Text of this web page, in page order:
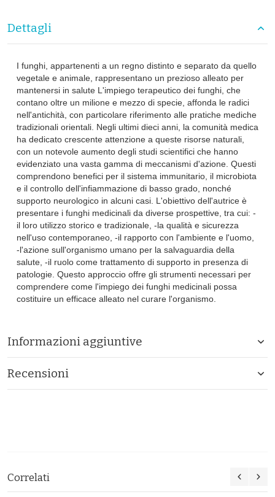
Correlati
Dettagli
I funghi, appartenenti a un regno distinto e separato da quello
vegetale e animale, rappresentano un prezioso alleato per
mantenersi in salute L'impiego terapeutico dei funghi, che
contano oltre un milione e mezzo di specie, affonda le radici
nell'antichità, con particolare riferimento alle pratiche mediche
tradizionali orientali. Negli ultimi dieci anni, la comunità medica
ha dedicato crescente attenzione a queste risorse naturali,
con un notevole aumento degli studi scientifici che hanno
evidenziato una vasta gamma di meccanismi d'azione. Questi
comprendono benefici per il sistema immunitario, il microbiota
e il controllo dell'infiammazione di basso grado, nonché
supporto neurologico in alcuni casi. L'obiettivo dell'autrice è
presentare i funghi medicinali da diverse prospettive, tra cui: -
il loro utilizzo storico e tradizionale, -la qualità e sicurezza
nell'uso contemporaneo, -il rapporto con l'ambiente e l'uomo,
-l'azione sull'organismo umano per la salvaguardia della
salute, -il ruolo come trattamento di supporto in presenza di
patologie. Questo approccio offre gli strumenti necessari per
comprendere come l'impiego dei funghi medicinali possa
costituire un efficace alleato nel curare l'organismo.
Informazioni aggiuntive
Recensioni